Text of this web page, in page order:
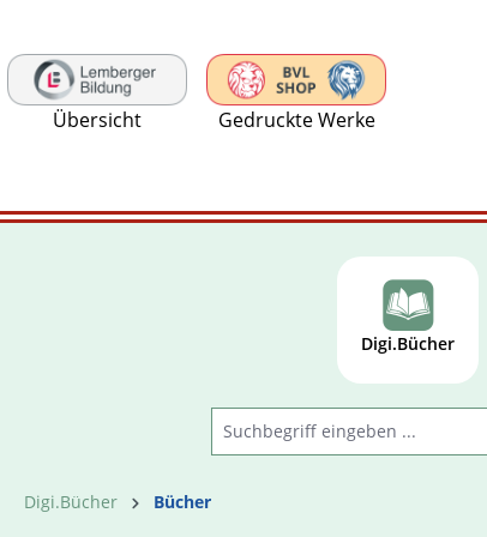
Übersicht Gedruckte Werke
Digi.Bücher
Digi.Bücher Bücher